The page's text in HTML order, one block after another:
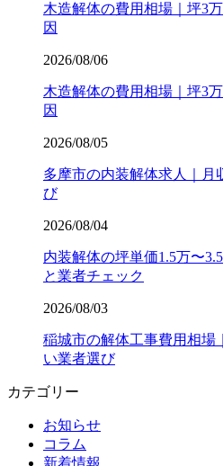
木造解体の費用相場｜坪3
因
2026/08/06
木造解体の費用相場｜坪3
因
2026/08/05
多摩市の内装解体求人｜月
び
2026/08/04
内装解体の坪単価1.5万〜
と業者チェック
2026/08/03
稲城市の解体工事費用相場
い業者選び
カテゴリー
お知らせ
コラム